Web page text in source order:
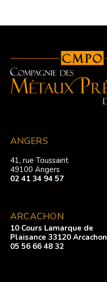
ANGERS
41, rue Toussaint
49100 Angers
02 41 34 94 57
ARCACHON
10 Cours Lamarque de
Plaisance 33120 Arcachon
05 56 66 48 32